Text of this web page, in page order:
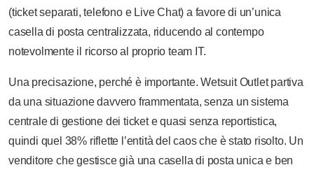
(ticket separati, telefono e Live Chat) a favore di un’unica
casella di posta centralizzata, riducendo al contempo
notevolmente il ricorso al proprio team IT.
Una precisazione, perché è importante. Wetsuit Outlet partiva
da una situazione davvero frammentata, senza un sistema
centrale di gestione dei ticket e quasi senza reportistica,
quindi quel 38% riflette l’entità del caos che è stato risolto. Un
venditore che gestisce già una casella di posta unica e ben